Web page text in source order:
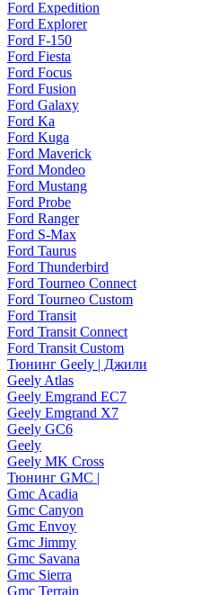
Ford Expedition
Ford Explorer
Ford F-150
Ford Fiesta
Ford Focus
Ford Fusion
Ford Galaxy
Ford Ka
Ford Kuga
Ford Maverick
Ford Mondeo
Ford Mustang
Ford Probe
Ford Ranger
Ford S-Max
Ford Taurus
Ford Thunderbird
Ford Tourneo Connect
Ford Tourneo Custom
Ford Transit
Ford Transit Connect
Ford Transit Custom
Тюнинг Geely | Джили
Geely Atlas
Geely Emgrand EC7
Geely Emgrand X7
Geely GC6
Geely
Geely MK Cross
Тюнинг GMC |
Gmc Acadia
Gmc Canyon
Gmc Envoy
Gmc Jimmy
Gmc Savana
Gmc Sierra
Gmc Terrain